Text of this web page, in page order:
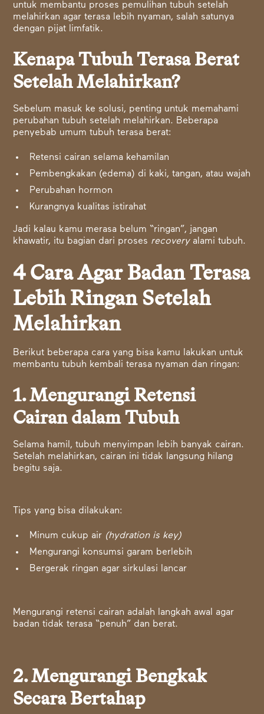
untuk membantu proses pemulihan tubuh setelah
melahirkan agar terasa lebih nyaman, salah satunya
dengan pijat limfatik.
Kenapa Tubuh Terasa Berat
Setelah Melahirkan?
Sebelum masuk ke solusi, penting untuk memahami
perubahan tubuh setelah melahirkan. Beberapa
penyebab umum tubuh terasa berat:
Retensi cairan selama kehamilan
Pembengkakan (edema) di kaki, tangan, atau wajah
Perubahan hormon
Kurangnya kualitas istirahat
Jadi kalau kamu merasa belum “ringan”, jangan
khawatir, itu bagian dari proses recovery alami tubuh.
4 Cara Agar Badan Terasa
Lebih Ringan Setelah
Melahirkan
Berikut beberapa cara yang bisa kamu lakukan untuk
membantu tubuh kembali terasa nyaman dan ringan:
1. Mengurangi Retensi
Cairan dalam Tubuh
Selama hamil, tubuh menyimpan lebih banyak cairan.
Setelah melahirkan, cairan ini tidak langsung hilang
begitu saja.
Tips yang bisa dilakukan:
Minum cukup air (hydration is key)
Mengurangi konsumsi garam berlebih
Bergerak ringan agar sirkulasi lancar
Mengurangi retensi cairan adalah langkah awal agar
badan tidak terasa “penuh” dan berat.
2. Mengurangi Bengkak
Secara Bertahap